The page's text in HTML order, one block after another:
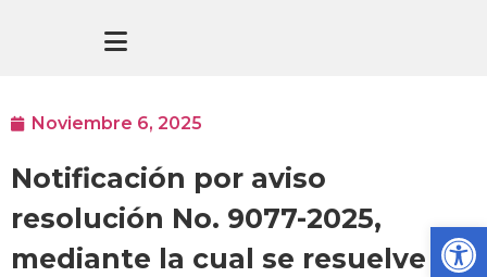
Noviembre 6, 2025
Notificación por aviso
resolución No. 9077-2025,
mediante la cual se resuelve